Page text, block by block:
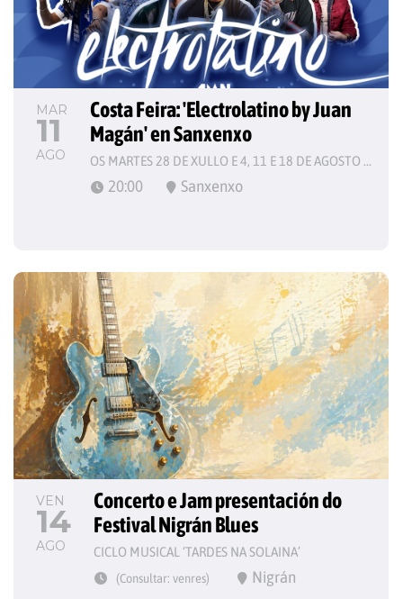
MAR
11
AGO
Costa Feira: 'Electrolatino by Juan
Magán' en Sanxenxo
OS MARTES 28 DE XULLO E 4, 11 E 18 DE AGOSTO DE 2026
20:00 Sanxenxo
VEN
14
AGO
Concerto e Jam presentación do
Festival Nigrán Blues
CICLO MUSICAL ‘TARDES NA SOLAINA’
(Consultar: venres) Nigrán